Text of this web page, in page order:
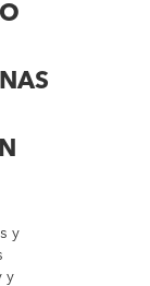
y
y